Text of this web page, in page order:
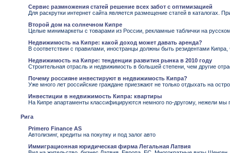
Сервис размножения статей решение всех забот с оптимизацией
Для раскрутки интернет сайта является размещение статей в каталогах.
Второй дом на солнечном Кипре
Целые минимаркеты с товарами из России, рекламные таблички на
Недвижимость на Кипре: какой доход может давать аренда?
В соответствии с правилами, иностранцы должны быть резидентами
Недвижимость на Кипре: тенденции развития рынка в 2010 году
Строительная отрасль и недвижимость в большей степени, чем другие
Почему россияне инвестируют в недвижимость Кипра?
Уже много лет российские граждане приезжают не только отдыхать на
Инвестиции в недвижимость Кипра: квартиры
На Кипре апартаменты классифицируются немного по-другому, нежели мы
Рига
Primero Finance AS
Автолизинг, кредиты на покупку и под залог авто
Иммиграционная юридическая фирма Легальная Латвия